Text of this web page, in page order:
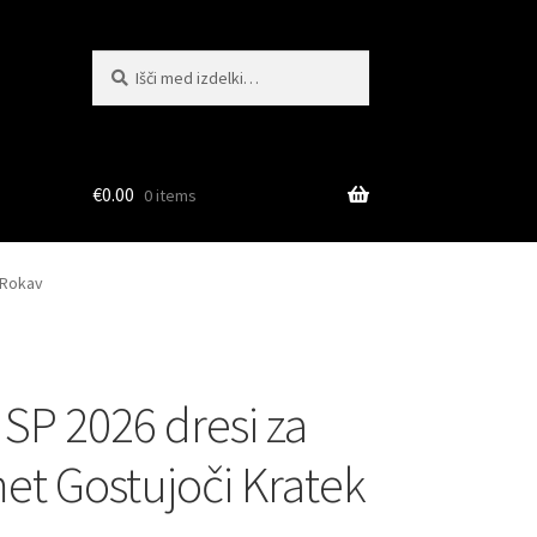
€0.00 0 items
2026 dresi za
Gostujoči Kratek